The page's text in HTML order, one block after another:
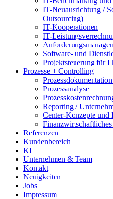
IT-Neuausrichtung /
Outsourcing)
IT-Kooperationen
IT-
Software- und
Projektsteuerung für
Prozesse + Controlling
Prozessanalyse
Reporting /
Center-Konzepte und
Referenzen
Kundenbereich
KI
Unternehmen & Team
Kontakt
Neuigkeiten
Jobs
Impressum